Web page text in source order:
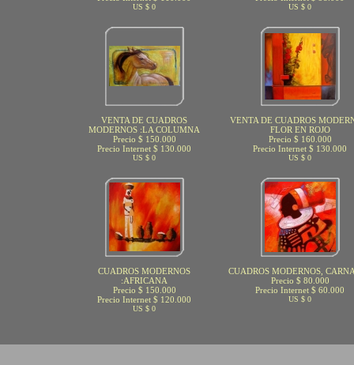
US $ 0 US $ 0
VENTA DE CUADROS
MODERNOS :LA COLUMNA
Precio $ 150.000
Precio Internet $ 130.000
US $ 0
VENTA DE CUADROS
FLOR EN ROJO
Precio $ 160.000
Precio Internet $ 130.000
US $ 0
CUADROS MODERNOS
:AFRICANA
Precio $ 150.000
Precio Internet $ 120.000
US $ 0
CUADROS MODERNOS,
Precio $ 80.000
Precio Internet $ 60.000
US $ 0